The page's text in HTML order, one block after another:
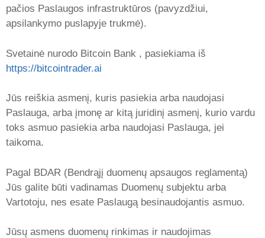
pačios Paslaugos infrastruktūros (pavyzdžiui,
apsilankymo puslapyje trukmė).
Svetainė nurodo Bitcoin Bank , pasiekiama iš
https://bitcointrader.ai
Jūs reiškia asmenį, kuris pasiekia arba naudojasi
Paslauga, arba įmonę ar kitą juridinį asmenį, kurio vardu
toks asmuo pasiekia arba naudojasi Paslauga, jei
taikoma.
Pagal BDAR (Bendrąjį duomenų apsaugos reglamentą)
Jūs galite būti vadinamas Duomenų subjektu arba
Vartotoju, nes esate Paslaugą besinaudojantis asmuo.
Jūsų asmens duomenų rinkimas ir naudojimas